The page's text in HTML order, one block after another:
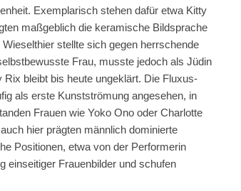
Exemplarisch stehen dafür etwa Kitty
maßgeblich die keramische Bildsprache
stellte sich gegen herrschende
Frau, musste jedoch als Jüdin
bleibt bis heute ungeklärt. Die Fluxus-
als erste Kunstströmung angesehen, in
Frauen wie Yoko Ono oder Charlotte
hier prägten männlich dominierte
Positionen, etwa von der Performerin
einseitiger Frauenbilder und schufen